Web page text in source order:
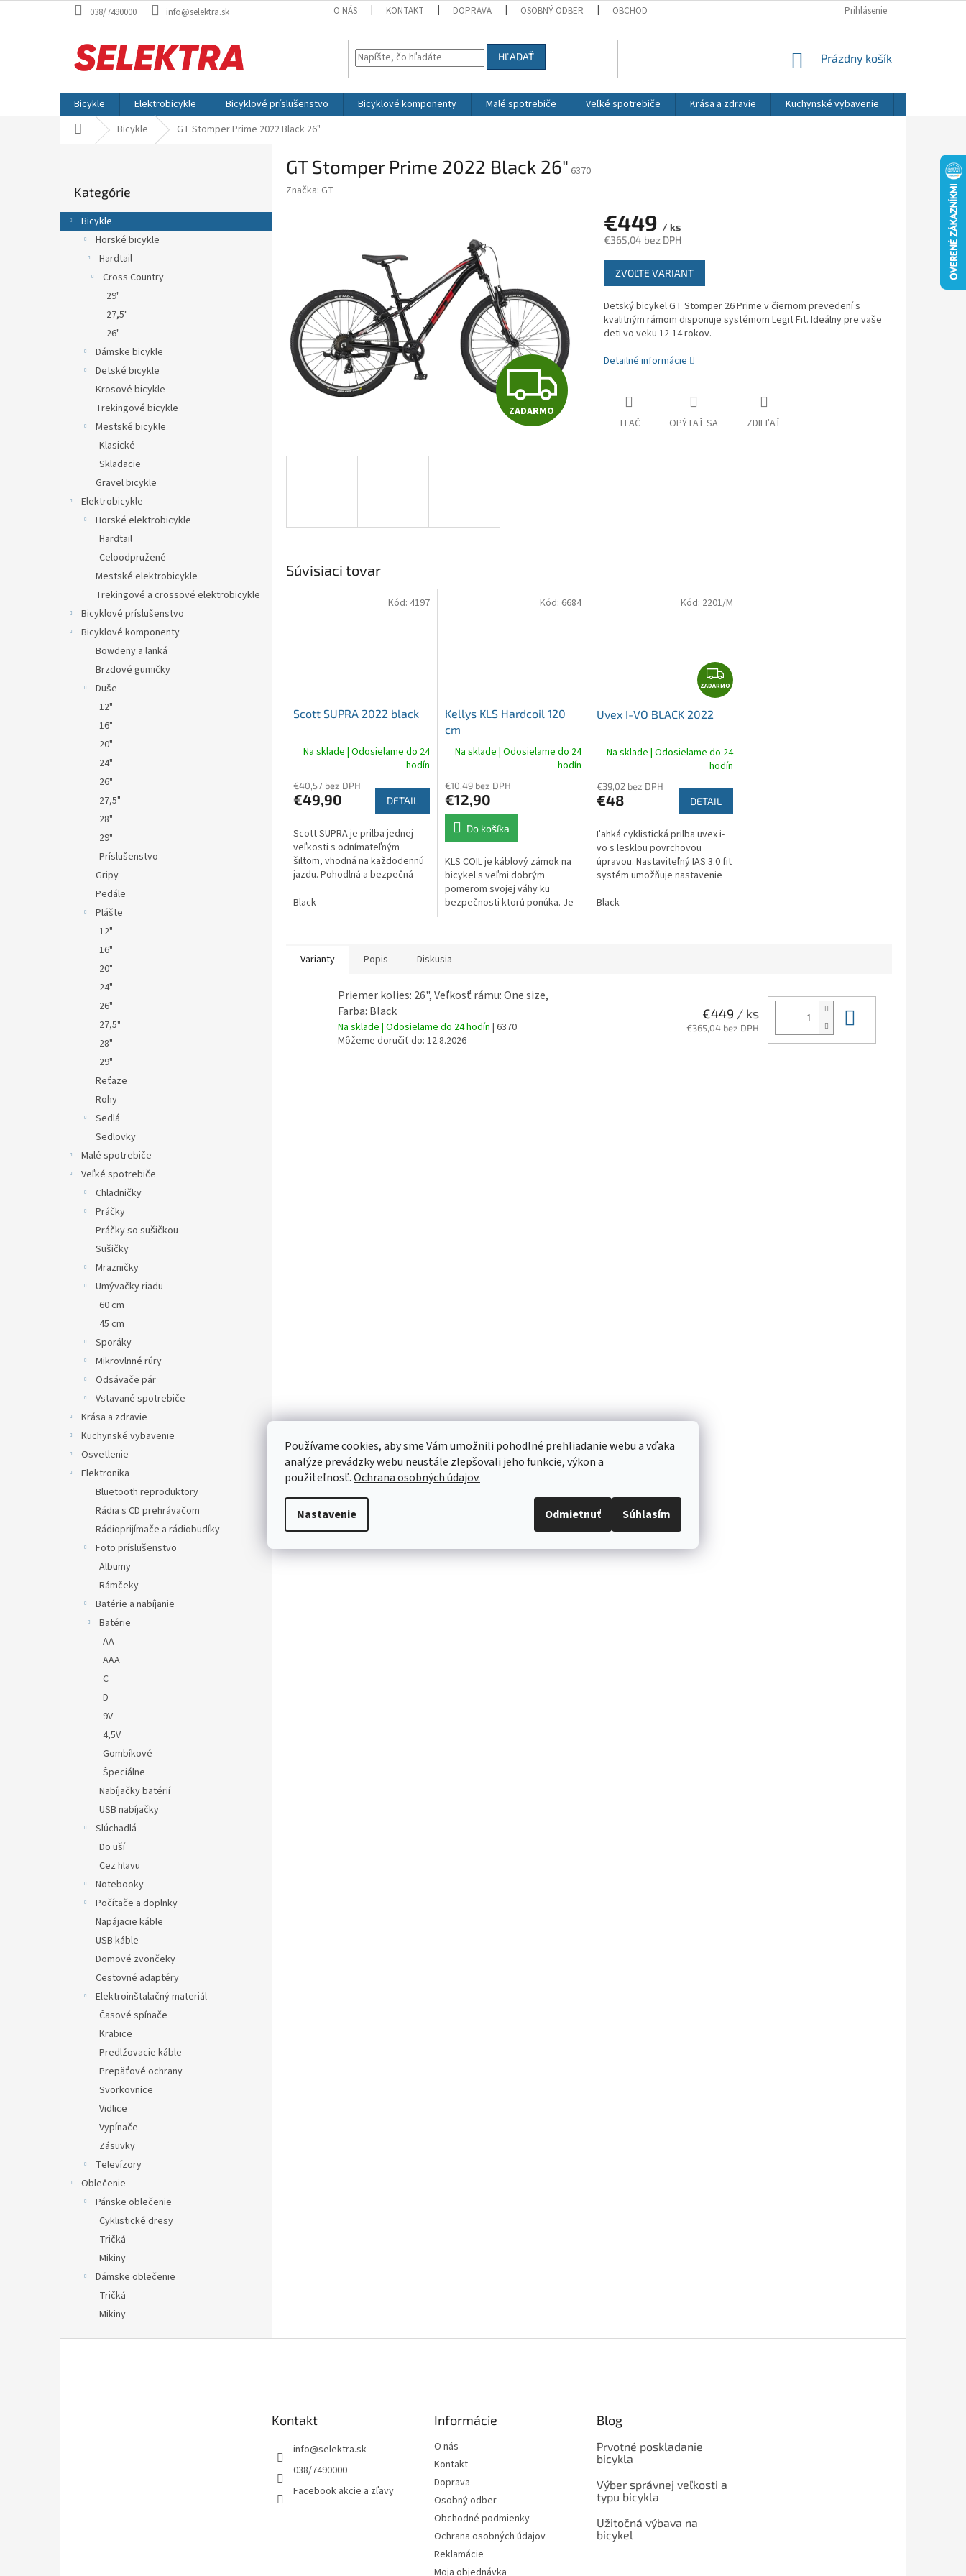
Používame cookies, aby sme Vám umožnili pohodlné prehliadanie webu a vďaka
analýze prevádzky webu neustále zlepšovali jeho funkcie, výkon a
použiteľnosť.Ochrana osobných údajov.
Nastavenie Odmietnuť Súhlasím
na
038/7490000 info@selektra.sk O NÁS KONTAKT DOPRAVA OSOBNÝ ODBER OBCHODNÉ PODMIENKY OCHRANA OSOBNÝCH ÚDAJOV REKLAMÁCIE
Prihlásenie
HĽADAŤ
NÁKUPNÝ
Prázdny košík
Bicykle Elektrobicykle Bicyklové príslušenstvo Bicyklové komponenty Malé spotrebiče Veľké spotrebiče Krása a zdravie Kuchynské vybavenie
DomovBicykle GT Stomper Prime 2022 Black 26"
ý
p
kategórie
Kategórie
Bicykle
Horské bicykle
Hardtail
Cross Country
29"
27,5"
26"
Dámske bicykle
Detské bicykle
Krosové bicykle
Trekingové bicykle
Mestské bicykle
Klasické
Skladacie
Gravel bicykle
Elektrobicykle
Horské elektrobicykle
Hardtail
Celoodpružené
Mestské elektrobicykle
Trekingové a crossové elektrobicykle
Bicyklové príslušenstvo
Bicyklové komponenty
Bowdeny a lanká
Brzdové gumičky
Duše
12"
16"
20"
24"
26"
27,5"
28"
29"
Príslušenstvo
Gripy
Pedále
Plášte
12"
16"
20"
24"
26"
27,5"
28"
29"
Reťaze
Rohy
Sedlá
Sedlovky
Malé spotrebiče
Veľké spotrebiče
Chladničky
Práčky
Práčky so sušičkou
Sušičky
Mrazničky
Umývačky riadu
60 cm
45 cm
Sporáky
Mikrovlnné rúry
Odsávače pár
Vstavané spotrebiče
Krása a zdravie
Kuchynské vybavenie
Osvetlenie
Elektronika
Bluetooth reproduktory
Rádia s CD prehrávačom
Rádioprijímače a rádiobudíky
Foto príslušenstvo
Albumy
Rámčeky
Batérie a nabíjanie
Batérie
AA
AAA
C
D
9V
4,5V
Gombíkové
Špeciálne
Nabíjačky batérií
USB nabíjačky
Slúchadlá
Do uší
Cez hlavu
Notebooky
Počítače a doplnky
Napájacie káble
USB káble
Domové zvončeky
Cestovné adaptéry
Elektroinštalačný materiál
Časové spínače
Krabice
Predlžovacie káble
Prepäťové ochrany
Svorkovnice
Vidlice
Vypínače
Zásuvky
Televízory
Oblečenie
Pánske oblečenie
Cyklistické dresy
Tričká
Mikiny
Dámske oblečenie
Tričká
Mikiny
GT Stomper Prime 2022 Black 26" 6370
Značka: GT
Z
A
R
ZADARMO
€449 / ks
€365,04 bez DPH
Jednotková
cena:
ZVOĽTE VARIANT
Detský bicykel GT Stomper 26 Prime v čiernom prevedení s
kvalitným rámom disponuje systémom Legit Fit. Ideálny pre vaše
deti vo veku 12-14 rokov.
Detailné informácie
TLAČ OPÝTAŤ SA ZDIEĽAŤ
Súvisiaci tovar
Scott SUPRA 2022 black
Na sklade | Odosielame do 24
hodín
€40,57 bez DPH
€49,90 DETAIL
Scott SUPRA je prilba jednej
veľkosti s odnímateľným
šiltom, vhodná na každodennú
jazdu. Pohodlná a bezpečná
upínacieho systému SOLO,
Black
Kód: 4197
Kellys KLS Hardcoil 120
cm
Na sklade | Odosielame do 24
hodín
€10,49 bez DPH
€12,90
Do košíka
KLS COIL je káblový zámok na
bicykel s veľmi dobrým
pomerom svojej váhy ku
bezpečnosti ktorú ponúka. Je
Kód: 6684
Z
A
M
ZADARMO
Uvex I-VO BLACK 2022
Na sklade | Odosielame do 24
hodín
€39,02 bez DPH
€48 DETAIL
Ľahká cyklistická prilba uvex i-
vo s lesklou povrchovou
úpravou. Nastaviteľný IAS 3.0 fit
systém umožňuje nastavenie
pohodlne držala na hlave....
Black
Kód: 2201/M
Varianty Popis Diskusia
Priemer kolies: 26", Veľkosť rámu: One size,
Farba: Black
Na sklade | Odosielame do 24 hodín | 6370
Môžeme doručiť do: 12.8.2026
€449 / ks
€365,04 bez DPH
Kontakt
info@selektra.sk
038/7490000
Facebook akcie a zľavy
Informácie
O nás
Kontakt
Doprava
Osobný odber
Obchodné podmienky
Ochrana osobných údajov
Reklamácie
Moja objednávka
Blog
Prvotné poskladanie
bicykla
Výber správnej veľkosti a
typu bicykla
Užitočná výbava na
bicykel